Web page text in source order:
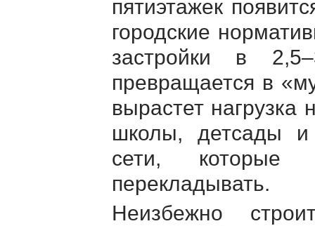
пятиэтажек
городские
застройки в
превращается в
вырастет нагрузка
школы, детсады и
сети, которые
перекладывать.
Неизбежно